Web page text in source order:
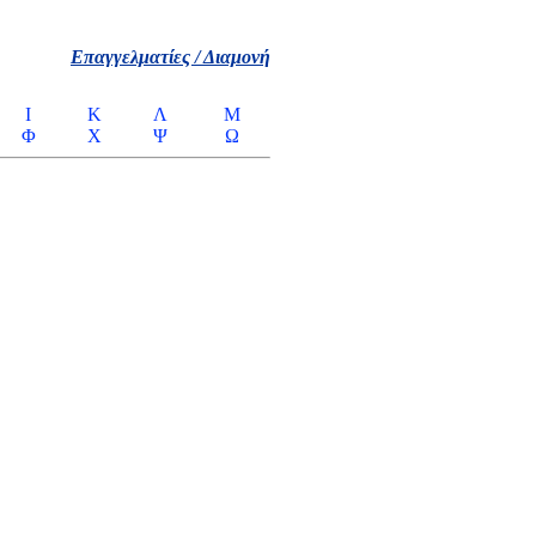
Επαγγελματίες / Διαμονή
Ι Κ Λ
Μ
Φ Χ Ψ Ω